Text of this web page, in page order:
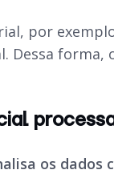
por
Dessa
os dados